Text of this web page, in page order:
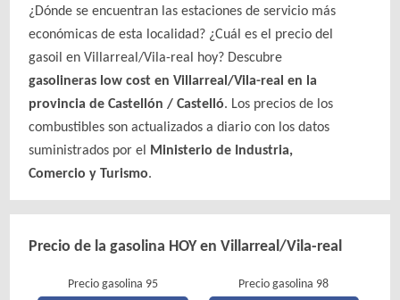
¿Dónde se encuentran las estaciones de servicio más
económicas de esta localidad? ¿Cuál es el precio del
gasoil en Villarreal/Vila-real hoy? Descubre
gasolineras low cost en Villarreal/Vila-real en la
provincia de Castellón / Castelló. Los precios de los
combustibles son actualizados a diario con los datos
suministrados por el
Ministerio de Industria,
Comercio y Turismo.
Precio de la gasolina HOY en Villarreal/Vila-real
Precio gasolina 95 Precio gasolina 98